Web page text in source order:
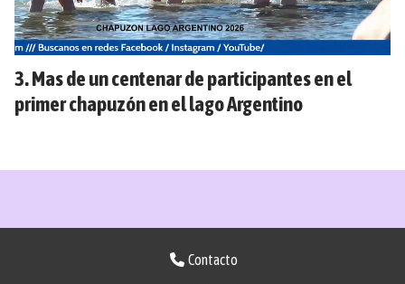
Mas de un centenar de participantes en el
primer chapuzón en el lago Argentino
Contacto